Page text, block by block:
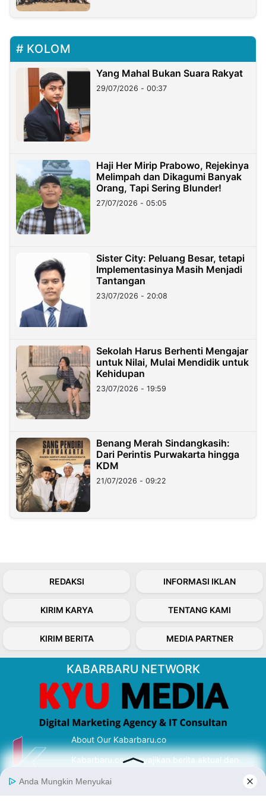
KOLOM
Yang Mahal Bukan Suara Rakyat
29/07/2026 - 00:37
Haji Her Mirip Prabowo, Rejekinya
Melimpah dan Dikagumi Banyak
Orang, Tapi Sering Blunder!
27/07/2026 - 05:05
Sister City: Peluang Besar, tetapi
Implementasinya Masih Menjadi
Tantangan
23/07/2026 - 20:08
Sekolah Harus Berhenti Mengajar
untuk Nilai, Mulai Mendidik untuk
Kehidupan
23/07/2026 - 19:59
Benang Merah Sindangkasih:
Dari Perintis Purwakarta hingga
KDM
21/07/2026 - 09:22
REDAKSI INFORMASI IKLAN
KIRIM KARYA TENTANG KAMI
KIRIM BERITA MEDIA PARTNER
KABARBARU NETWORK
About Our Kabarbaru.co
Kabarbaru.co menyajikan berita aktual dan
serta terverifikasi dari sumber yang tepat.